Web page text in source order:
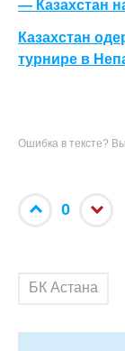
— Казахстан
Казахстан
турнире в
Ошибка в тексте?
0
БК Астана